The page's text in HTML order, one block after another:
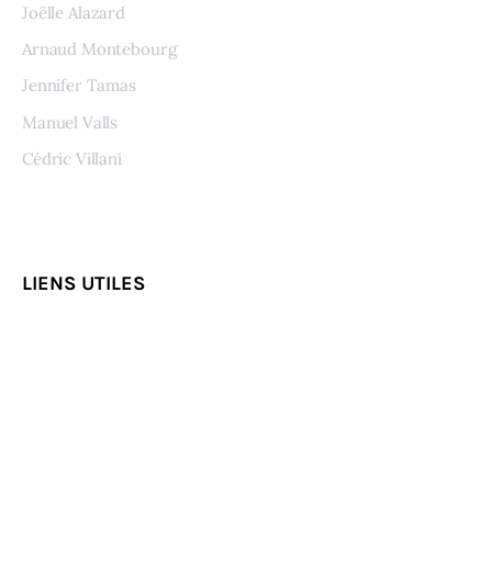
Joëlle Alazard
Arnaud Montebourg
Jennifer Tamas
Manuel Valls
Cédric Villani
LIENS UTILES